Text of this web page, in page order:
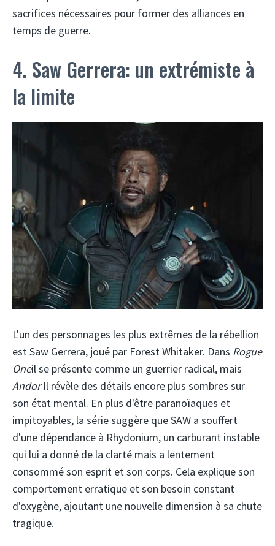
sacrifices nécessaires pour former des alliances en
temps de guerre.
4. Saw Gerrera: un extrémiste à
la limite
L'un des personnages les plus extrêmes de la rébellion
est Saw Gerrera, joué par Forest Whitaker. Dans Rogue
Oneil se présente comme un guerrier radical, mais
AndorIl révèle des détails encore plus sombres sur
son état mental. En plus d'être paranoïaques et
impitoyables, la série suggère que SAW a souffert
d'une dépendance à Rhydonium, un carburant instable
qui lui a donné de la clarté mais a lentement
consommé son esprit et son corps. Cela explique son
comportement erratique et son besoin constant
d'oxygène, ajoutant une nouvelle dimension à sa chute
tragique.